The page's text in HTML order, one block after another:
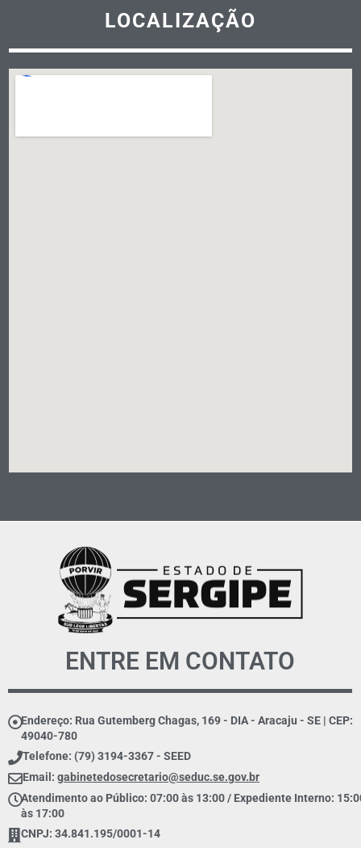
LOCALIZAÇÃO
ENTRE EM CONTATO
Endereço: Rua Gutemberg Chagas, 169 - DIA - Aracaju - SE | CEP:
49040-780
Telefone: (79) 3194-3367 - SEED
Email: gabinetedosecretario@seduc.se.gov.br
Atendimento ao Público: 07:00 às 13:00 / Expediente Interno:
às 17:00
CNPJ: 34.841.195/0001-14